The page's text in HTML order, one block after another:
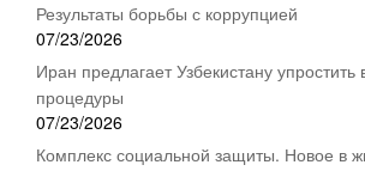
Результаты борьбы с коррупцией
07/23/2026
Иран предлагает Узбекистану упростить
процедуры
07/23/2026
Комплекс социальной защиты. Новое в